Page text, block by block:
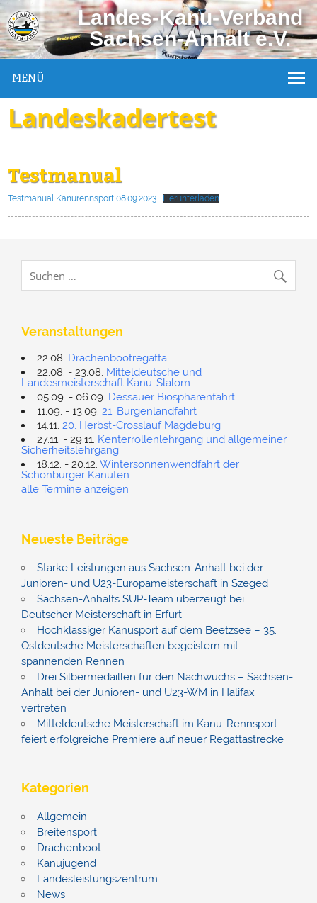
Landes-Kanu-Verband
Sachsen-Anhalt e.V.
MENÜ
Landeskadertest
Testmanual
Testmanual Kanurennsport 08.09.2023 Herunterladen
Veranstaltungen
22.08. Drachenbootregatta
22.08. - 23.08. Mitteldeutsche und
Landesmeisterschaft Kanu-Slalom
05.09. - 06.09. Dessauer Biosphärenfahrt
11.09. - 13.09. 21. Burgenlandfahrt
14.11. 20. Herbst-Crosslauf Magdeburg
27.11. - 29.11. Kenterrollenlehrgang und allgemeiner
Sicherheitslehrgang
18.12. - 20.12. Wintersonnenwendfahrt der
Schönburger Kanuten
alle Termine anzeigen
Neueste Beiträge
Starke Leistungen aus Sachsen-Anhalt bei der
Junioren- und U23-Europameisterschaft in Szeged
Sachsen-Anhalts SUP-Team überzeugt bei
Deutscher Meisterschaft in Erfurt
Hochklassiger Kanusport auf dem Beetzsee – 35.
Ostdeutsche Meisterschaften begeistern mit
spannenden Rennen
Drei Silbermedaillen für den Nachwuchs – Sachsen-
Anhalt bei der Junioren- und U23-WM in Halifax
vertreten
Mitteldeutsche Meisterschaft im Kanu-Rennsport
feiert erfolgreiche Premiere auf neuer Regattastrecke
Kategorien
Allgemein
Breitensport
Drachenboot
Kanujugend
Landesleistungszentrum
News